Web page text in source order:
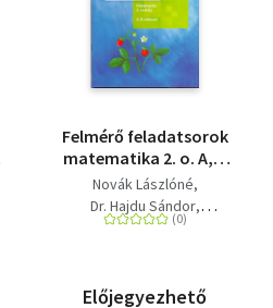
Felmérő feladatsorok
matematika 2. o. A, B
változat
Novák Lászlóné
Dr. Hajdu Sándor
Scherlein Márta
Előjegyezhető